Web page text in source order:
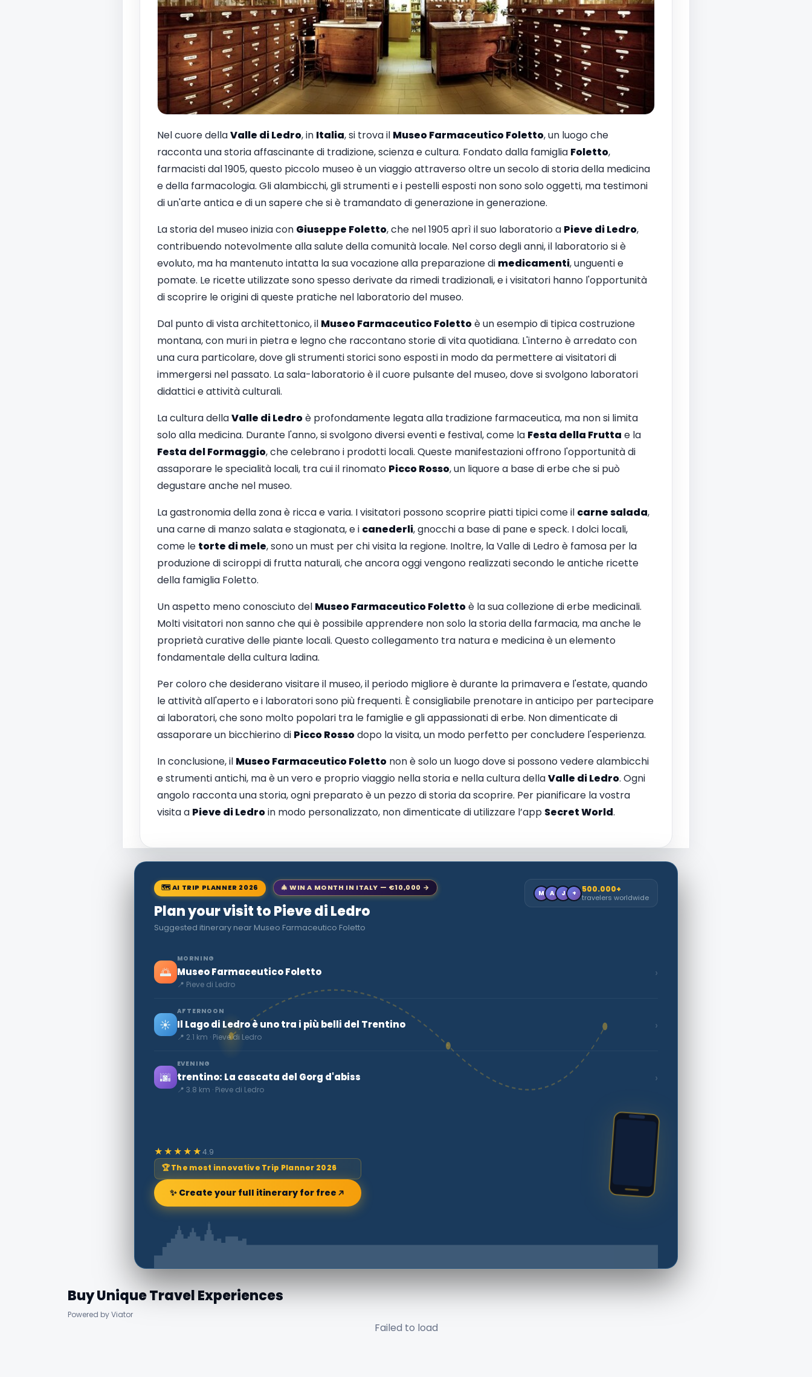
Nel cuore dellaValle di Ledro, in Italia, si trova il Museo Farmaceutico Foletto, un luogo che
racconta una storia affascinante di tradizione, scienza e cultura. Fondato dalla famiglia Foletto,
farmacisti dal 1905, questo piccolo museo è un viaggio attraverso oltre un secolo di storia della medicina
e della farmacologia. Gli alambicchi, gli strumenti e i pestelli esposti non sono solo oggetti, ma testimoni
di un'arte antica e di un sapere che si è tramandato di generazione in generazione.
La storia del museo inizia con Giuseppe Foletto, che nel 1905 aprì il suo laboratorio a Pieve di Ledro,
contribuendo notevolmente alla salute della comunità locale. Nel corso degli anni, il laboratorio si è
evoluto, ma ha mantenuto intatta la sua vocazione alla preparazione di medicamenti, unguenti e
pomate. Le ricette utilizzate sono spesso derivate da rimedi tradizionali, e i visitatori hanno l'opportunità
di scoprire le origini di queste pratiche nel laboratorio del museo.
Dal punto di vista architettonico, il Museo Farmaceutico Folettoè un esempio di tipica costruzione
montana, con muri in pietra e legno che raccontano storie di vita quotidiana. L'interno è arredato con
una cura particolare, dove gli strumenti storici sono esposti in modo da permettere ai visitatori di
immergersi nel passato. La sala-laboratorio è il cuore pulsante del museo, dove si svolgono laboratori
didattici e attività culturali.
La cultura dellaValle di Ledroè profondamente legata alla tradizione farmaceutica, ma non si limita
solo alla medicina. Durante l'anno, si svolgono diversi eventi e festival, come la Festa della Frutta e la
Festa del Formaggio, che celebrano i prodotti locali. Queste manifestazioni offrono l'opportunità di
assaporare le specialità locali, tra cui il rinomato Picco Rosso, un liquore a base di erbe che si può
degustare anche nel museo.
La gastronomia della zona è ricca e varia. I visitatori possono scoprire piatti tipici come il carne salada,
una carne di manzo salata e stagionata, e i canederli, gnocchi a base di pane e speck. I dolci locali,
come le torte di mele, sono un must per chi visita la regione. Inoltre, la Valle di Ledro è famosa per la
produzione di sciroppi di frutta naturali, che ancora oggi vengono realizzati secondo le antiche ricette
della famiglia Foletto.
Un aspetto meno conosciuto del Museo Farmaceutico Folettoè la sua collezione di erbe medicinali.
Molti visitatori non sanno che qui è possibile apprendere non solo la storia della farmacia, ma anche le
proprietà curative delle piante locali. Questo collegamento tra natura e medicina è un elemento
fondamentale della cultura ladina.
Per coloro che desiderano visitare il museo, il periodo migliore è durante la primavera e l'estate, quando
le attività all'aperto e i laboratori sono più frequenti. È consigliabile prenotare in anticipo per partecipare
ai laboratori, che sono molto popolari tra le famiglie e gli appassionati di erbe. Non dimenticate di
assaporare un bicchierino di Picco Rossodopo la visita, un modo perfetto per concludere l'esperienza.
In conclusione, il Museo Farmaceutico Folettonon è solo un luogo dove si possono vedere alambicchi
e strumenti antichi, ma è un vero e proprio viaggio nella storia e nella cultura dellaValle di Ledro. Ogni
angolo racconta una storia, ogni preparato è un pezzo di storia da scoprire. Per pianificare la vostra
visita a Pieve di Ledroin modo personalizzato, non dimenticate di utilizzare l’app Secret World.
🗺 AI TRIP PLANNER 2026 🎄 WIN A MONTH IN ITALY — €10,000 →
Plan your visit to Pieve di Ledro
Suggested itinerary near Museo Farmaceutico Foletto
M A J + 500.000+
travelers worldwide
🌅
MORNING
Museo Farmaceutico Foletto
📍 Pieve di Ledro
›
☀️
AFTERNOON
Il Lago di Ledro è uno tra i più belli del Trentino
📍 2.1 km · Pieve di Ledro
›
🌆
EVENING
trentino: La cascata del Gorg d'abiss
📍 3.8 km · Pieve di Ledro
›
★★★★★4.9
🏆 The most innovative Trip Planner 2026
✨ Create your full itinerary for free
Buy Unique Travel Experiences
Powered by Viator
Failed to load